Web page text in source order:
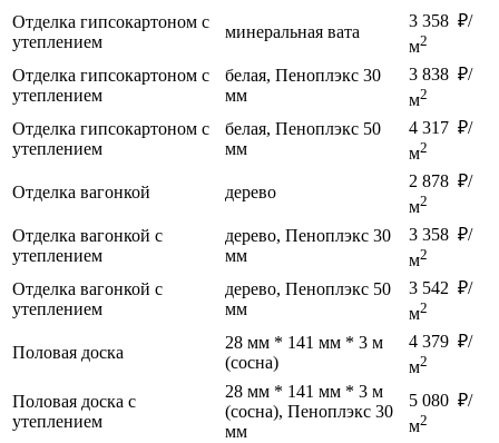
Отделка гипсокартоном с
утеплением
минеральная вата
3 358 ₽/
м2
Отделка гипсокартоном с
утеплением
белая, Пеноплэкс 30
мм
3 838 ₽/
м2
Отделка гипсокартоном с
утеплением
белая, Пеноплэкс 50
мм
4 317 ₽/
м2
Отделка вагонкой дерево
2 878 ₽/
м2
Отделка вагонкой с
утеплением
дерево, Пеноплэкс 30
мм
3 358 ₽/
м2
Отделка вагонкой с
утеплением
дерево, Пеноплэкс 50
мм
3 542 ₽/
м2
Половая доска
28 мм * 141 мм * 3 м
(сосна)
4 379 ₽/
м2
Половая доска с
утеплением
28 мм * 141 мм * 3 м
(сосна), Пеноплэкс 30
мм
5 080 ₽/
м2